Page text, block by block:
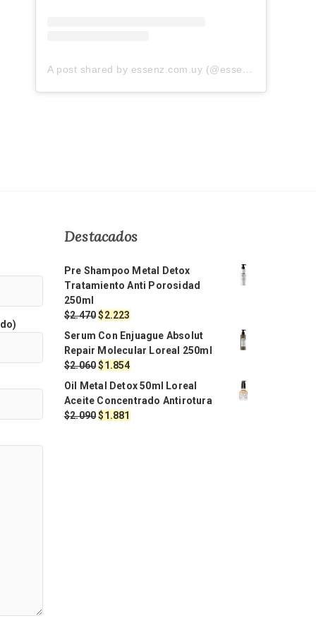
A post shared by essenz.com.uy (@essenz.com.uy)
Destacados
Pre Shampoo Metal Detox
Tratamiento Anti Porosidad
250ml
$2.470El
precio
original
era:
$2.470.
$2.223
precio
actual
es:
$2.223.
Serum Con Enjuague Absolut
Repair Molecular Loreal 250ml
$2.060El
precio
original
era:
$2.060.
$1.854El
precio
actual
es:
$1.854.
Oil Metal Detox 50ml Loreal
Aceite Concentrado Antirotura
$2.090El
$1.881